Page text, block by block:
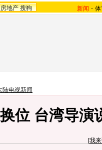
地产 搜狗 新闻 -
陆电视新闻
位 台湾导演
[我